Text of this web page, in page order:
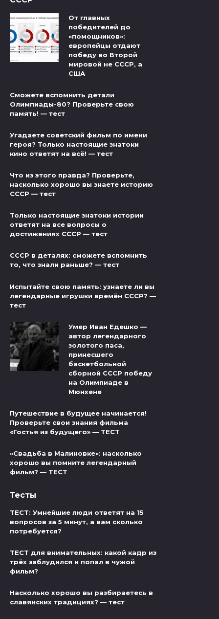
От главных
победителей до
«помощников»:
европейцы отдают
победу во Второй
мировой не СССР, а
США
Сможете вспомнить детали
Олимпиады-80? Проверьте свою
память! — тест
Угадаете советский фильм по имени
героя? Только настоящие знатоки
кино ответят на всё! — тест
Что из этого правда? Проверьте,
насколько хорошо вы знаете историю
СССР — тест
Только настоящие знатоки истории
ответят на все вопросы о
достижениях СССР — тест
СССР в деталях: сможете вспомнить
то, что знали раньше? — тест
Испытайте свою память: узнаете ли вы
легендарные игрушки времён СССР? —
тест
Умер Иван Едешко —
автор легендарного
золотого паса,
принесшего
баскетбольной
сборной СССР победу
на Олимпиаде в
Мюнхене
Путешествие в будущее начинается!
Проверьте свои знания фильма
«Гостья из будущего» — ТЕСТ
«Свадьба в Малиновке»: насколько
хорошо вы помните легендарный
фильм? — ТЕСТ
Тесты
ТЕСТ: Умнейшие люди ответят на 15
вопросов за 5 минут, а вам сколько
потребуется?
ТЕСТ для внимательных: какой кадр из
трёх заблудился и попал в чужой
фильм?
Насколько хорошо вы разбираетесь в
славянских традициях? — тест